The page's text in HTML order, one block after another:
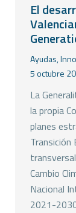
El
Ayudas,
5 octubre
La
la propia
planes
Transición
Cambio
Nacional
2021-